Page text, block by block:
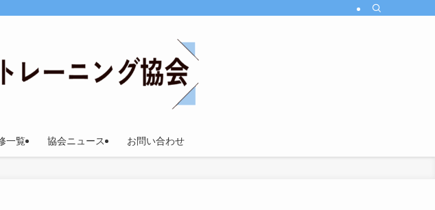
一覧 協会ニュース お問い合わせ